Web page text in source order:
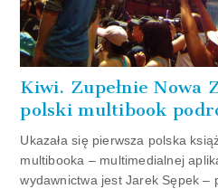
Kiwi. Zupełnie Nowa
polski multibook
Ukazała się pierwsza polska
multibooka – multimedialnej
wydawnictwa jest Jarek Sępek –